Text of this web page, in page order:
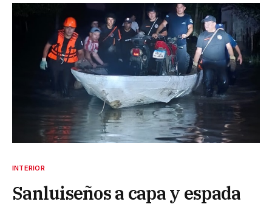
INTERIOR
Sanluiseños a capa y espada